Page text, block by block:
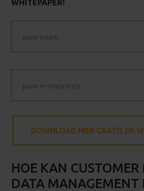
WHITEPAPER!
HOE KAN CUSTOMER
DATA MANAGEMENT